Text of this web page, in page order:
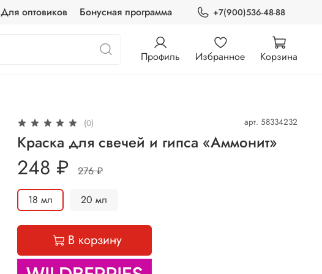
Для оптовиков Бонусная программа +7(900)536-48-88
Профиль Избранное Корзина
(0) арт. 58334232
Краска для свечей и гипса «Аммонит»
248 ₽ 276 ₽
18 мл 20 мл
В корзину